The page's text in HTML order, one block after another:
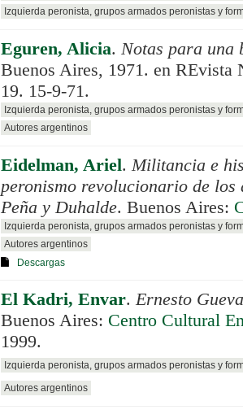
Izquierda peronista, grupos armados peronistas y
Eguren, Alicia. Notas para una
Buenos Aires, 1971. en REvista
19. 15-9-71.
Izquierda peronista, grupos armados peronistas y
Autores argentinos
Eidelman, Ariel. Militancia e
peronismo revolucionario de los
Peña y Duhalde. Buenos Aires:
Izquierda peronista, grupos armados peronistas y
Autores argentinos
Descargas
El Kadri, Envar. Ernesto
Buenos Aires: Centro Cultural
1999.
Izquierda peronista, grupos armados peronistas y
Autores argentinos